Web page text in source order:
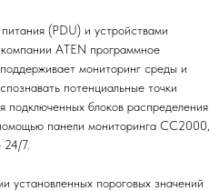
(PDU) и устройствами
компании ATEN программное
мониторинг среды и
потенциальные точки
подключенных блоков распределения
панели мониторинга CC2000,
24/7.
установленных пороговых значений